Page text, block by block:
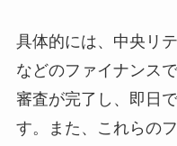
具体的には、中央リ
などのファイナンス
審査が完了し、即日
す。また、これらの